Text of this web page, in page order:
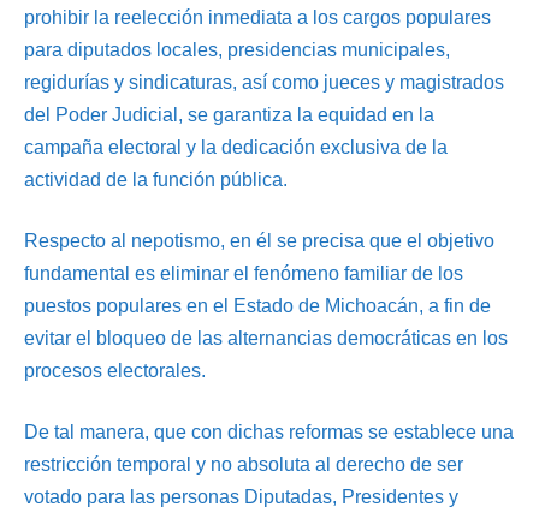
prohibir la reelección inmediata a los cargos populares
para diputados locales, presidencias municipales,
regidurías y sindicaturas, así como jueces y magistrados
del Poder Judicial, se garantiza la equidad en la
campaña electoral y la dedicación exclusiva de la
actividad de la función pública.
Respecto al nepotismo, en él se precisa que el objetivo
fundamental es eliminar el fenómeno familiar de los
puestos populares en el Estado de Michoacán, a fin de
evitar el bloqueo de las alternancias democráticas en los
procesos electorales.
De tal manera, que con dichas reformas se establece una
restricción temporal y no absoluta al derecho de ser
votado para las personas Diputadas, Presidentes y